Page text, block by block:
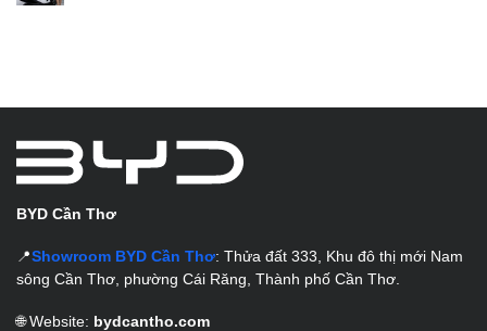
BYD Cần Thơ
📍Showroom BYD Cần Thơ: Thửa đất 333, Khu đô thị mới Nam
sông Cần Thơ, phường Cái Răng, Thành phố Cần Thơ.
🌐 Website: bydcantho.com